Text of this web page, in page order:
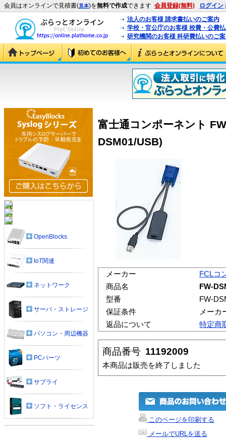
会員はオンラインで見積書(見本)を無料で作成できます 会員登録(無料) ログイン
法人のお客様 請求書払いのご案内
学校・官公庁のお客様 校費・公費
研究機関のお客様 科研費払いのご
富士通コンポーネント
DSM01/USB)
メーカー
FCLコ
商品名
FW-
型番
FW-
保証条件
メーカ
返品について
特定商
商品番号 11192009
本商品は販売を終了しました
このページを印刷する
メールでURLを送る
OpenBlocks
IoT関連
ネットワーク
サーバ・ストレージ
パソコン・周辺機器
PCパーツ
サプライ
ソフト・ライセンス